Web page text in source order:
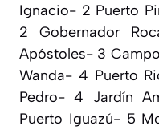
Ignacio- 2 Puerto
2 Gobernador
Apóstoles- 3
Wanda- 4 Puerto
Pedro- 4 Jardín
Puerto Iguazú- 5